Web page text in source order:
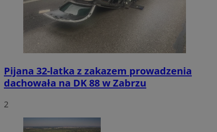
Pijana 32-latka z zakazem prowadzenia
dachowała na DK 88 w Zabrzu
2